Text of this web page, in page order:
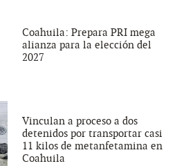
Coahuila: Prepara PRI mega
alianza para la elección del
2027
Vinculan a proceso a dos
detenidos por transportar casi
11 kilos de metanfetamina en
Coahuila